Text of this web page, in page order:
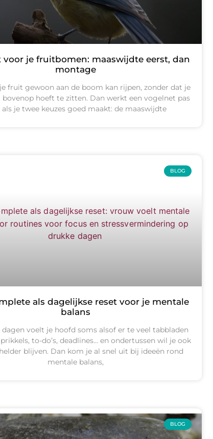
voor je fruitbomen: maaswijdte eerst, dan
montage
fruit gewoon aan de boom kan rijpen, zonder dat je
bovenop hoeft te zitten. Dan werkt een vogelnet pas
je twee keuzes goed maakt: de maaswijdte
BLOG
als dagelijkse reset voor je mentale
balans
voelt je hoofd soms alsof er te veel tabbladen
to-do’s, deadlines… en ondertussen wil je ook
blijven. Dan kom je al snel uit bij ideeën rond
mentale balans,
BLOG